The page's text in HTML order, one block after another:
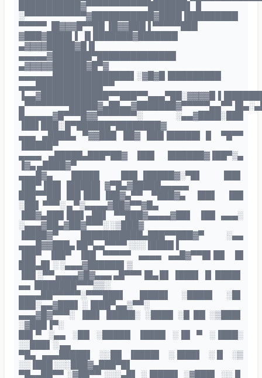
███████████▓▀▀▀▀▀▀▀▀▀▀▀███████▌▐▌
░▀▀▀▀▀▀▀▀▀▀▀▓███████████▓████▐█████████
▀▀▀▀▀ ▐█▓▓▓█▀▀██ ▐█▓▓███▐ ▀▀▀▀▀███
▓███▓████▌▌ ▐▌███████▓███████
▄▓▓▓▓█████▓█▐▌
▄▄▄▄▄▓███████▀██████████████
▄▓▓▓▓▓██████▓█▀▓
▄▄▄▄▄▄██████████████▌░▓█▓█▐█████████
▄▄▄████████████▀▀
█▄▄▄▄▄▓█▀▀▀█▓▓▀▀▀▀▀▀▀░ ░▄▄▓████░███
▐██▌███░ █▀██████▀████████▓
▄▄▄ ▄████▄ ▀▓▓███ ██▓ ███▐█████▌▐▌ ▀█▀▀
▐█████▀
▄▄▄▄ ▄█████▄███▀██▓ ▐██▌ ▐██████▓▐██▀▒▄
▐▓▄ ▄████▓▀
▄▄▄█▓▄ █████ ▐██▌▐█████▓░▀█▌ ▐██▌
▐██▀▐██▌▐█████▌ ▓▀█▄▓█████▄▄▄▄▄
███▀▀██▌▐██▐██▌▐██▓▄▀▀ ▀███▓▄ ▐██▌ ▐██
░██▌ ▀▀▀░ ▄ ▀▒▄▄▄▄▓██▓▀▀▓█▄
▐██▓▄███▐██▌▄██▌ ▀▀███▓▄▄▄▄▓██▌ ▐██ ▄▄▄░
░▄▄▄▓██▄▓██▓▀▀▀░ ░▒███▓
▐████▓▀ ███████████▄███▀▀███▓▀ ░▄▄
▄▄▄█▓▓███▄ ██▀▄▄▀▀▀▀ ░░░▐████▐
▐██▀ ▐██▀ ▐██ ▀▀▀▀▀ ▄▄▄▄ ▄▄█▓▀▀█▌██ ▐█
███▄█▌░ ░▄▄▄▓██████▌▒
▐██ ░▀▀ ▄▄▄▄▓█▓▄▄▄ ▄█▀▀▀▐█▄ █▌ ▐███▌ ▐▌ ████▌
▄▄ ▐███████▀▀▀▒▒░
▄▄▄▄██▀▀▀▀▀░▀▀▀███▌ ▐████▌ ░████▌ ░█▌
███░▄▄▓███▌ ░▐███▀▄▄▒▀▀░
▄▄▄▓█▓▀▀▀░ ▐██▌ █████░ ░████ ░█ ██ ░▒███▌
░▓███▐▀░
██▌▀ ░▄▄ ░██ ░█████ ▐████ ░▐█ ▀ ░▐███░
░░███▌░ ▄▄
▀█▄ ▄▄▄█████▌ ░░██ ▐████▌ ░▐███▌ ░▐▌ ░▒
░░▐███ ░░░███▓▄███▀█▌
▀█▄▄██▀▀ ░▓██▀▀ ░░░▄█▌ ░▐████▌ ░▓███▌ ░░▐▌